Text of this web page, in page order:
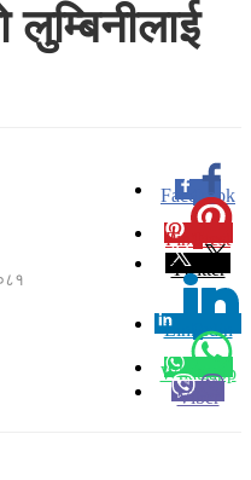
Facebook
0
Pinterest
Twitter
Linkedin
0
Whatsapp
Viber